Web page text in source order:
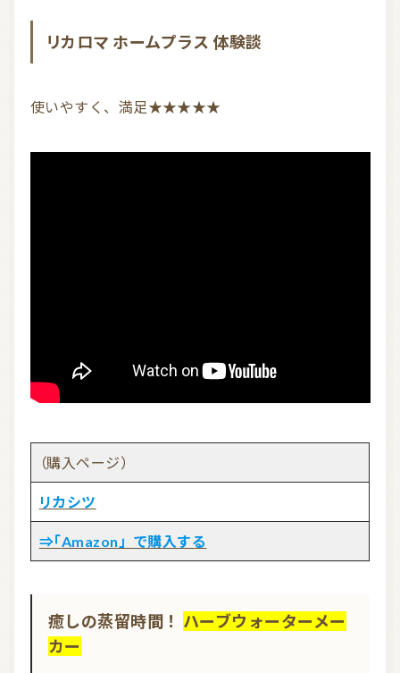
リカロマ ホームプラス 体験談
使いやすく、満足★★★★★
（購入ページ）
リカシツ
⇒「Amazon」で購入する
癒しの蒸留時間！ ハーブウォーターメー
カー